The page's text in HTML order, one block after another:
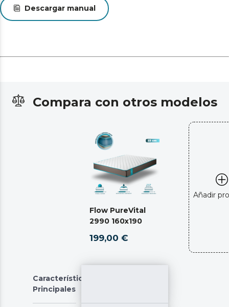
Descargar manual
Compara con otros modelos
Flow PureVital
2990 160x190
199,00 €
Añadir
Características
Principales